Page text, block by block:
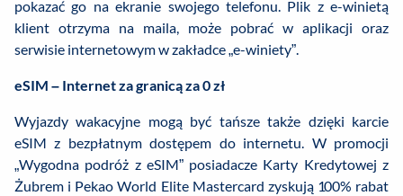
pokazać go na ekranie swojego telefonu. Plik z e-winietą
klient otrzyma na maila, może pobrać w aplikacji oraz
serwisie internetowym w zakładce „e-winiety”.
eSIM – Internet za granicą za 0 zł
Wyjazdy wakacyjne mogą być tańsze także dzięki karcie
eSIM z bezpłatnym dostępem do internetu. W promocji
„Wygodna podróż z eSIM” posiadacze Karty Kredytowej z
Żubrem i Pekao World Elite Mastercard zyskują 100% rabat